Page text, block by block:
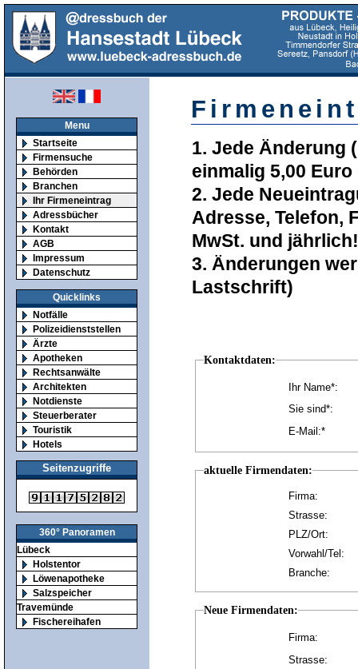
Menu
Startseite
Firmensuche
Behörden
Branchen
Ihr Firmeneintrag
Adressbücher
Kontakt
AGB
Impressum
Datenschutz
Quicklinks
Notfälle
Polizeidienststellen
Ärzte
Apotheken
Rechtsanwälte
Architekten
Notdienste
Steuerberater
Touristik
Hotels
Seitenzugriffe
360° Panoramen
Lübeck
Holstentor
Löwenapotheke
Salzspeicher
Travemünde
Fischereihafen
1. Jede Änderung
einmalig 5,00 Euro
2. Jede
Adresse, Telefon,
MwSt. und jährlich!
3. Änderungen
Lastschrift)
Kontaktdaten:
Ihr Name*:
Sie sind*:
E-Mail:*
aktuelle Firmendaten:
Firma:
Strasse:
PLZ/Ort:
Vorwahl/Tel:
Branche:
Neue Firmendaten:
Firma:
Strasse: